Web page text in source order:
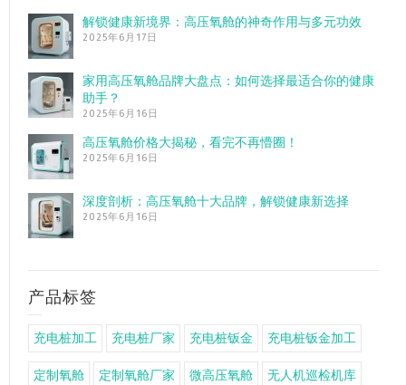
解锁健康新境界：高压氧舱的神奇作用与多元功效
2025年6月17日
家用高压氧舱品牌大盘点：如何选择最适合你的健康
助手？
2025年6月16日
高压氧舱价格大揭秘，看完不再懵圈！
2025年6月16日
深度剖析：高压氧舱十大品牌，解锁健康新选择
2025年6月16日
产品标签
充电桩加工 充电桩厂家 充电桩钣金 充电桩钣金加工
定制氧舱 定制氧舱厂家 微高压氧舱 无人机巡检机库